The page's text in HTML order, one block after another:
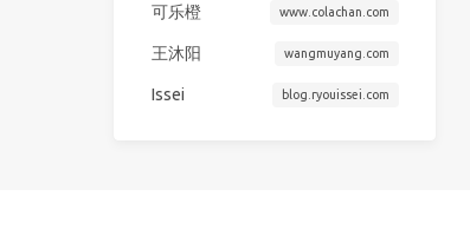
可乐橙 www.colachan.com
王沐阳 wangmuyang.com
Issei blog.ryouissei.com